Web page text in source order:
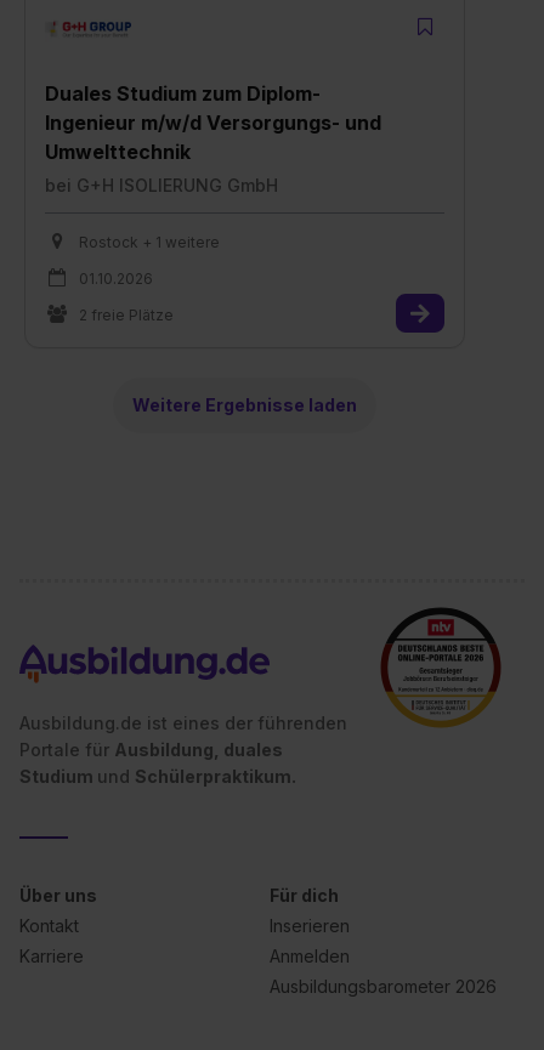
Duales Studium zum Diplom-
Ingenieur m/w/d Versorgungs- und
Umwelttechnik
bei G+H ISOLIERUNG GmbH
Rostock + 1 weitere
01.10.2026
2 freie Plätze
Weitere Ergebnisse laden
Ausbildung.de ist eines der führenden
Portale für Ausbildung, duales
Studium und Schülerpraktikum.
Über uns
Kontakt
Karriere
Für dich
Inserieren
Anmelden
Ausbildungsbarometer 2026